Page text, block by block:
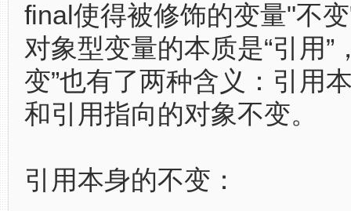
final使得被修饰的变量"不
对象型变量的本质是“引用”
变”也有了两种含义：引用
和引用指向的对象不变。
引用本身的不变：